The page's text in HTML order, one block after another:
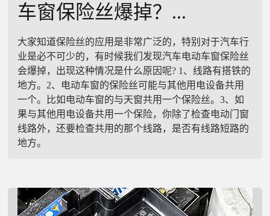
车窗保险丝爆掉？...
大家知道保险丝的应用是非常广泛的，特别对于汽车行
业是必不可少的，有时候我们发现汽车电动车窗保险丝
会爆掉，出现这种情况是什么原因呢? 1、线路有搭铁的
地方。2、电动车窗的保险丝可能与其他用电设备共用
一个。比如电动车窗的与天窗共用一个保险丝。3、如
果与其他用电设备共用一个保险，你除了检查电动门窗
线路外，还要检查共用的那个线路，是否有线路短路的
地方。